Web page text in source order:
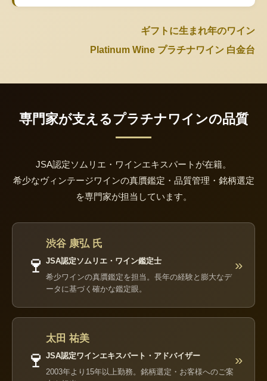
ギフトに生まれ年のワイン
Platinum Wine プラチナワイン 白金台
専門家が支えるプラチナワインの品質
JSA認定ソムリエ・ワインエキスパートが在籍。
希少なヴィンテージワインの真贋鑑定・品質管理・銘柄選定
を専門家が担当しています。
🍷
渋谷 康弘 氏
JSA認定ソムリエ・ワイン鑑定士
希少ワインの真贋鑑定を担当。長年の経験と膨大なデ
ータに基づく確かな鑑定眼。
»
🍷
太田 祐美
JSA認定ワインエキスパート・アドバイザー
2003年より15年以上勤務。銘柄選定・お客様へのご案
»